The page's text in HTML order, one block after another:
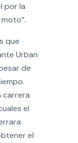
por la
que
Urban
de
carrera
el
el